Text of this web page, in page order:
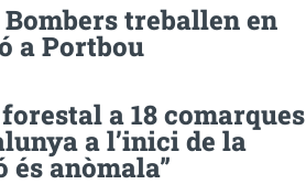
treballen en
a Portbou
a 18 comarques
a l’inici de la
anòmala”